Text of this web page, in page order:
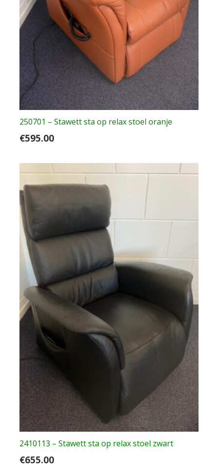
250701 – Stawett sta op relax stoel oranje
€595.00
2410113 – Stawett sta op relax stoel zwart
€655.00